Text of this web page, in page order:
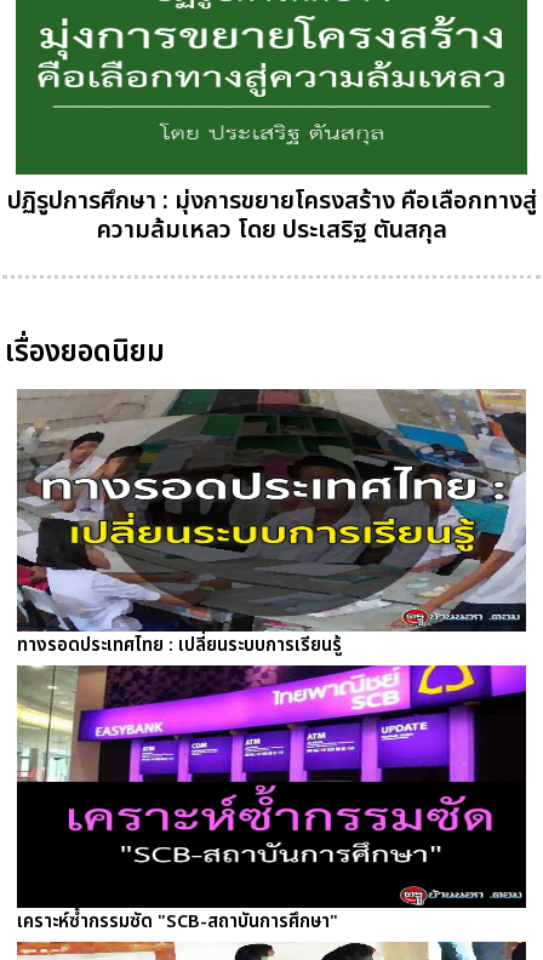
ปฏิรูปการศึกษา : มุ่งการขยายโครงสร้าง คือเลือกทางสู่
ความล้มเหลว โดย ประเสริฐ ตันสกุล
เรื่องยอดนิยม
ทางรอดประเทศไทย : เปลี่ยนระบบการเรียนรู้
เคราะห์ซ้ำกรรมซัด "SCB-สถาบันการศึกษา"